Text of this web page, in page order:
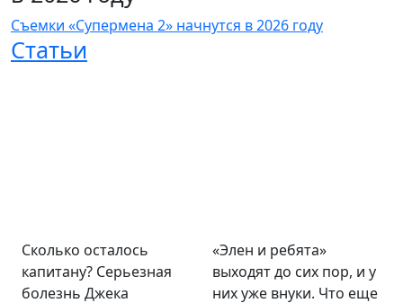
Съемки «Супермена 2» начнутся в 2026 году
Статьи
Сколько осталось
капитану? Серьезная
болезнь Джека
«Элен и ребята»
выходят до сих пор, и у
них уже внуки. Что еще